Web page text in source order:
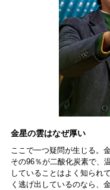
金星の雲はなぜ厚い
ここで一つ疑問が生じる。
その96％が二酸化炭素で、
していることはよく知られ
く逃げ出しているのなら、